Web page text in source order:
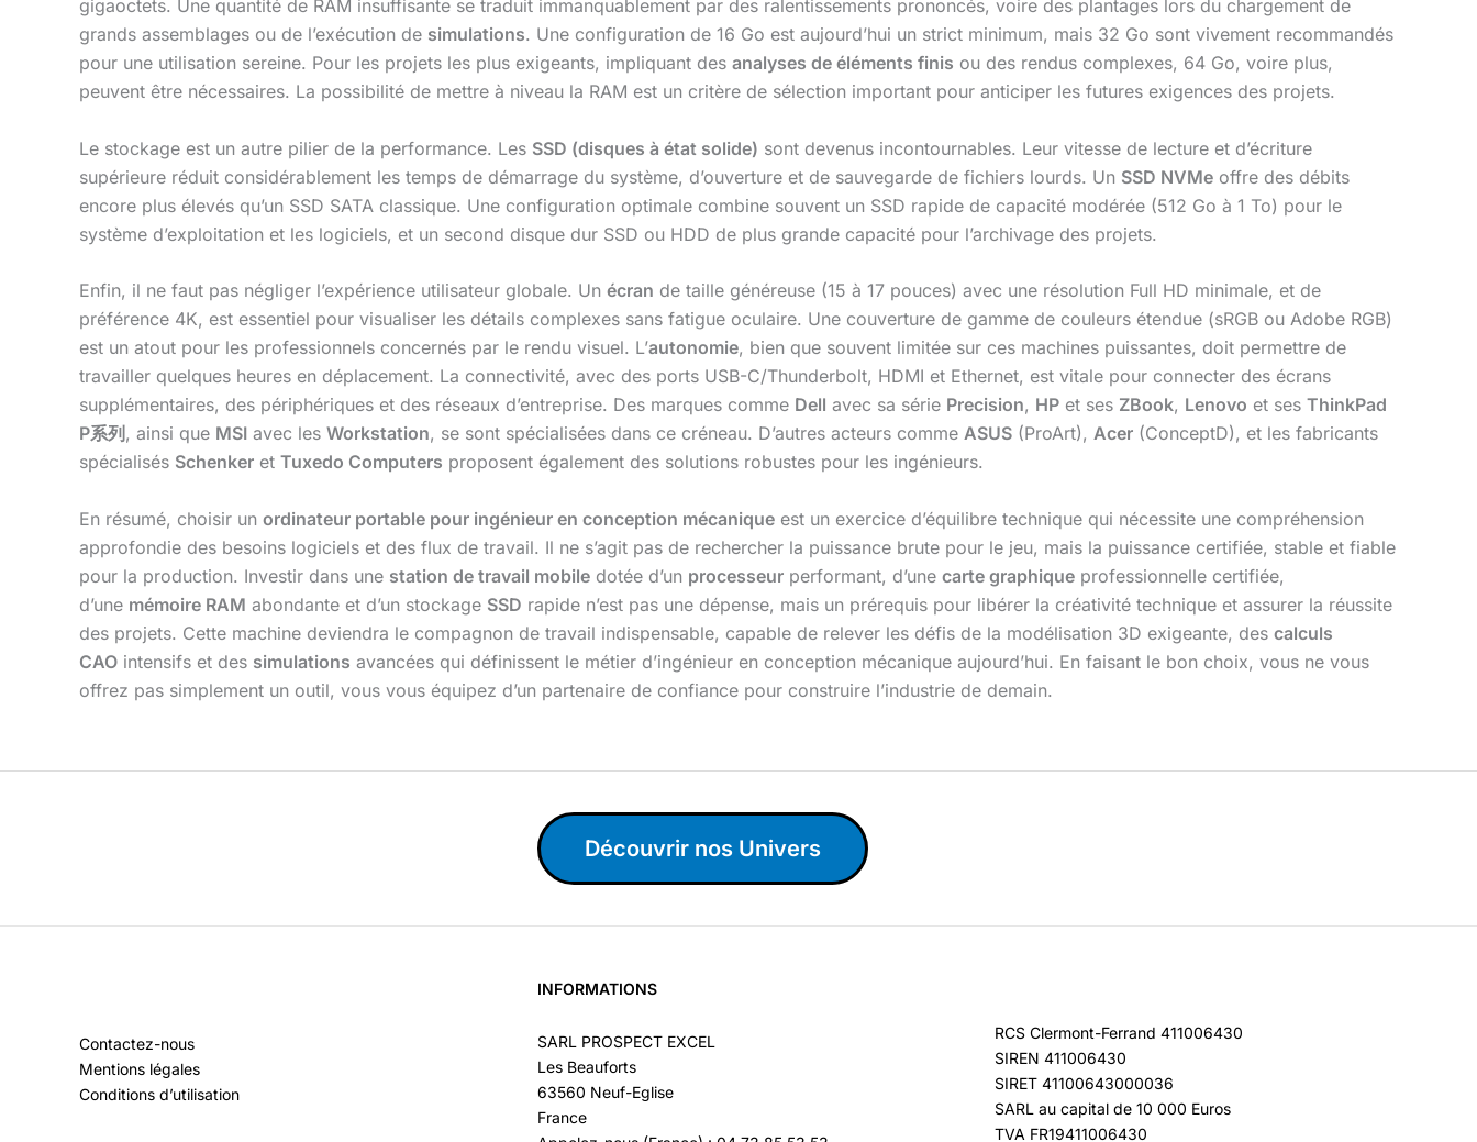
gigaoctets. Une quantité de RAM insuffisante se traduit immanquablement par des ralentissements prononcés, voire des plantages lors du chargement de
grands assemblages ou de l’exécution de simulations. Une configuration de 16 Go est aujourd’hui un strict minimum, mais 32 Go sont vivement recommandés
pour une utilisation sereine. Pour les projets les plus exigeants, impliquant des analyses de éléments finis ou des rendus complexes, 64 Go, voire plus,
peuvent être nécessaires. La possibilité de mettre à niveau la RAM est un critère de sélection important pour anticiper les futures exigences des projets.
Le stockage est un autre pilier de la performance. Les SSD (disques à état solide) sont devenus incontournables. Leur vitesse de lecture et d’écriture
supérieure réduit considérablement les temps de démarrage du système, d’ouverture et de sauvegarde de fichiers lourds. Un SSD NVMe offre des débits
encore plus élevés qu’un SSD SATA classique. Une configuration optimale combine souvent un SSD rapide de capacité modérée (512 Go à 1 To) pour le
système d’exploitation et les logiciels, et un second disque dur SSD ou HDD de plus grande capacité pour l’archivage des projets.
Enfin, il ne faut pas négliger l’expérience utilisateur globale. Un écran de taille généreuse (15 à 17 pouces) avec une résolution Full HD minimale, et de
préférence 4K, est essentiel pour visualiser les détails complexes sans fatigue oculaire. Une couverture de gamme de couleurs étendue (sRGB ou Adobe RGB)
est un atout pour les professionnels concernés par le rendu visuel. L’autonomie, bien que souvent limitée sur ces machines puissantes, doit permettre de
travailler quelques heures en déplacement. La connectivité, avec des ports USB-C/Thunderbolt, HDMI et Ethernet, est vitale pour connecter des écrans
supplémentaires, des périphériques et des réseaux d’entreprise. Des marques comme Dell avec sa série Precision, HP et ses ZBook, Lenovo et ses ThinkPad
P系列 , ainsi que MSI avec les Workstation, se sont spécialisées dans ce créneau. D’autres acteurs comme ASUS (ProArt), Acer (ConceptD), et les fabricants
spécialisés Schenker et Tuxedo Computers proposent également des solutions robustes pour les ingénieurs.
En résumé, choisir un ordinateur portable pour ingénieur en conception mécanique est un exercice d’équilibre technique qui nécessite une compréhension
approfondie des besoins logiciels et des flux de travail. Il ne s’agit pas de rechercher la puissance brute pour le jeu, mais la puissance certifiée, stable et fiable
pour la production. Investir dans une station de travail mobile dotée d’un processeur performant, d’une carte graphique professionnelle certifiée,
d’une mémoire RAM abondante et d’un stockage SSD rapide n’est pas une dépense, mais un prérequis pour libérer la créativité technique et assurer la réussite
des projets. Cette machine deviendra le compagnon de travail indispensable, capable de relever les défis de la modélisation 3D exigeante, des calculs
CAO intensifs et des simulations avancées qui définissent le métier d’ingénieur en conception mécanique aujourd’hui. En faisant le bon choix, vous ne vous
offrez pas simplement un outil, vous vous équipez d’un partenaire de confiance pour construire l’industrie de demain.
Découvrir nos Univers
Contactez-nous
Mentions légales
Conditions d’utilisation
INFORMATIONS
SARL PROSPECT EXCEL
Les Beauforts
63560 Neuf-Eglise
France
RCS Clermont-Ferrand 411006430
SIREN 411006430
SIRET 41100643000036
SARL au capital de 10 000 Euros
TVA FR19411006430